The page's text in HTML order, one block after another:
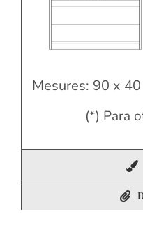
Mesures: 90 x
(*) Para